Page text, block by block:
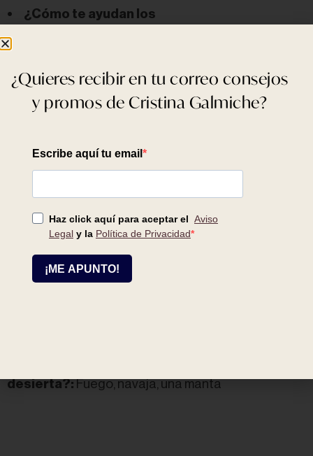
•
¿Cómo te ayudan los
en tu día a día?:
• Una película:Forrest Gump
Un nombre de varón:
Un nombre de mujer:Paula
¿Qué es lo que más te gusta de Cristina
Galmiche?:No conozco aún
desierta?: Fuego, navaja, una manta
¿Quieres recibir en tu correo consejos
y promos de Cristina Galmiche?